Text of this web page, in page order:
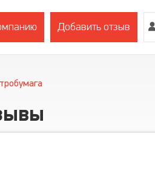
Добавить отзыв